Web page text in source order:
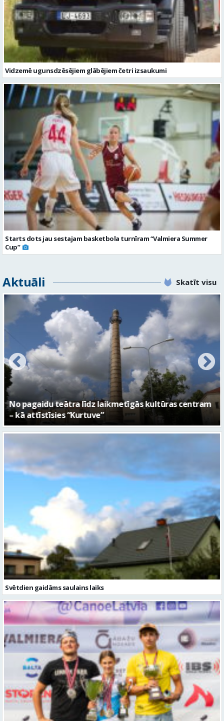
Vidzemē ugunsdzēsējiem glābējiem četri izsaukumi
Starts dots jau sestajam basketbola turnīram “Valmiera Summer
Cup”
Aktuāli Skatīt visu
No pagaidu teātra līdz laikmetīgās kultūras centram
– kā attīstīsies “Kurtuve”
Svētdien gaidāms saulains laiks